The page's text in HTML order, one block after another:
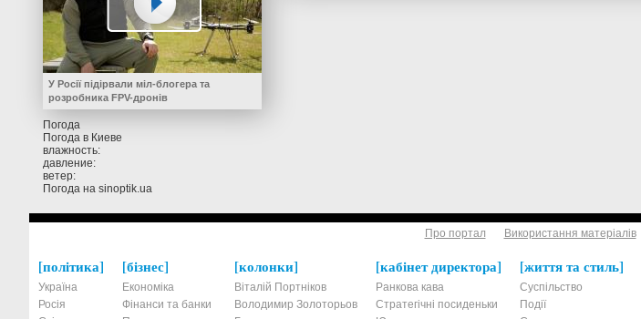
У Росії підірвали міл-блогера та
розробника FPV-дронів
Погода
Погода в Киеве
влажность:
давление:
ветер:
Погода на sinoptik.ua
Про портал Використання матеріалів
політика
Україна
Росія
бізнес
Економіка
Фінанси та банки
колонки
Віталій Портніков
Володимир Золоторьов
кабінет директора
Ранкова кава
Стратегічні посиденьки
життя та стиль
Суспільство
Події